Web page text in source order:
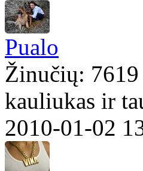
Pualo
Žinučių: 7619
kauliukas ir
2010-01-02